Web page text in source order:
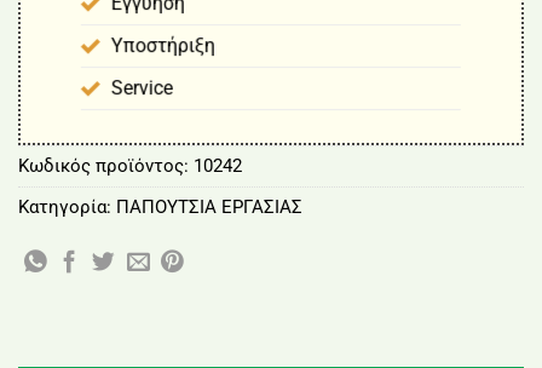
Υποστήριξη
Service
Κωδικός προϊόντος: 10242
Κατηγορία: ΠΑΠΟΥΤΣΙΑ ΕΡΓΑΣΙΑΣ